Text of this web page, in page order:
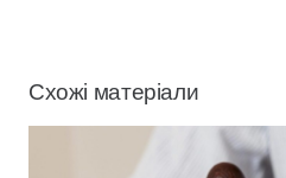
Схожі матеріали